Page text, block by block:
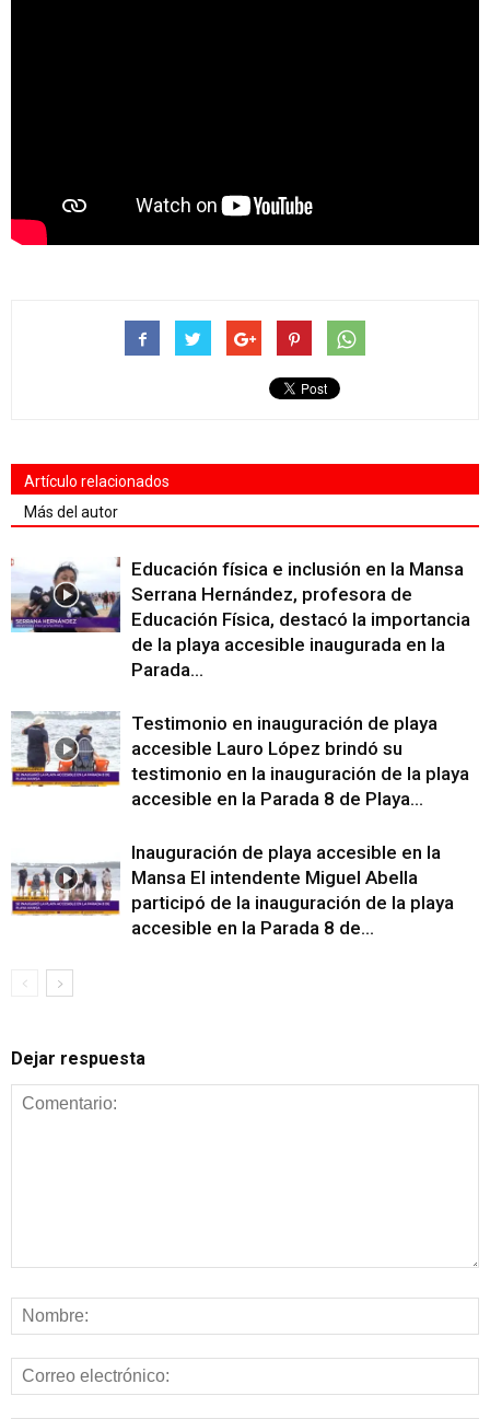
Artículo relacionados
Más del autor
Educación física e inclusión en la Mansa
Serrana Hernández, profesora de
Educación Física, destacó la importancia
de la playa accesible inaugurada en la
Parada...
Testimonio en inauguración de playa
accesible Lauro López brindó su
testimonio en la inauguración de la playa
accesible en la Parada 8 de Playa...
Inauguración de playa accesible en la
Mansa El intendente Miguel Abella
participó de la inauguración de la playa
accesible en la Parada 8 de...
Dejar respuesta